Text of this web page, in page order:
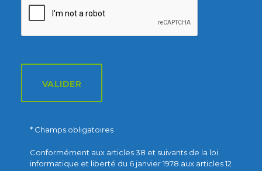
VALIDER
* Champs obligatoires
Conformément aux articles 38 et suivants de la loi
informatique et liberté du 6 janvier 1978 aux articles 12